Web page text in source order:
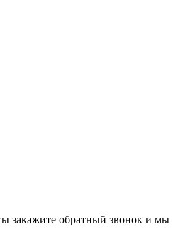
закажите обратный звонок и мы